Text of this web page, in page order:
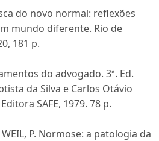
do novo normal: reflexões
mundo diferente. Rio de
181 p.
do advogado. 3ª. Ed.
da Silva e Carlos Otávio
SAFE, 1979. 78 p.
WEIL, P. Normose: a patologia da